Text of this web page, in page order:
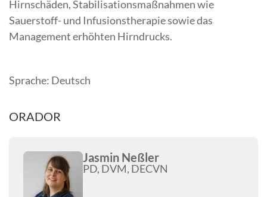
Hirnschäden, Stabilisationsmaßnahmen wie
Sauerstoff- und Infusionstherapie sowie das
Management erhöhten Hirndrucks.
Sprache: Deutsch
ORADOR
Jasmin Neßler
PD, DVM, DECVN